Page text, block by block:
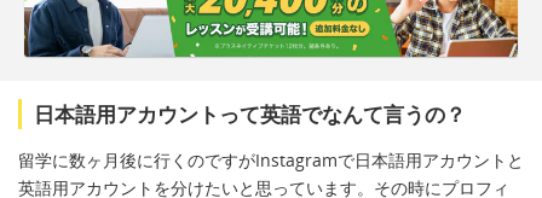
日本語用アカウントって英語でなんて言うの？
留学に数ヶ月後に行くのですがInstagramで日本語用アカウントと
英語用アカウントを分けたいと思っています。その時にプロフィ